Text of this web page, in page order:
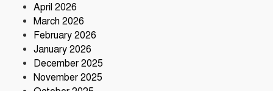
নরসিংদীতে অনুমোদনহীন মোটরসাইকেল
সংযোজন কারখানা : সরকারের রাজস্ব ক্ষতির
আশঙ্কা
April 2026
March 2026
February 2026
January 2026
December 2025
November 2025